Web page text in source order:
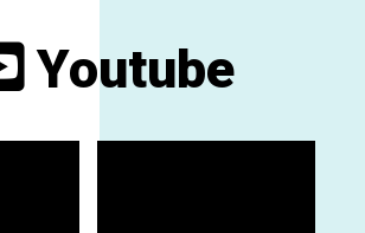
Youtube